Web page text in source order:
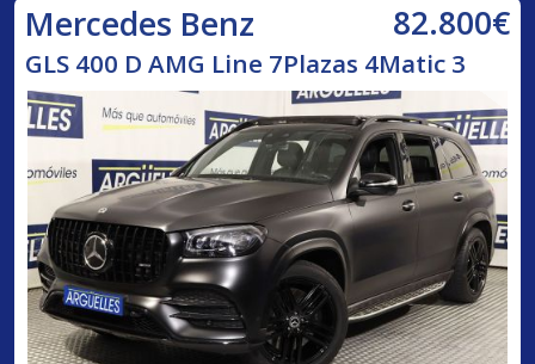
Mercedes Benz 82.800€
GLS 400 D AMG Line 7Plazas 4Matic 3